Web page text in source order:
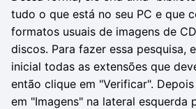
tudo o que está no seu PC e que
formatos usuais de imagens de
discos. Para fazer essa pesquisa,
inicial todas as extensões que
então clique em "Verificar".
em "Imagens" na lateral esquerda